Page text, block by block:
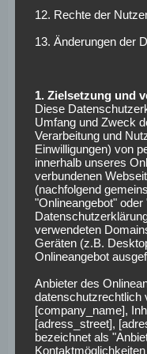
österreichische U21-
die Roten Bullen. Für
Marktwert Laimer:7
Bayer
Ebenfalls nicht richtig
Bayer 04 Leverkusen.
Volland ist der Finne
Jährige auf nur 102
Saison. Für den 27-
wenig, wenn er
möchte. Der Bayer-
Verkauf Pohjanpalos
Leverkusens Manager
12. Rechte der
13. Änderungen der
1. Zielsetzung und
Diese
Umfang und Zweck
Verarbeitung und
Einwilligungen) von
innerhalb unseres
verbundenen
(nachfolgend
"Onlineangebot"
verwendeten
Geräten (z.B.
Onlineangebot
Anbieter des
datenschutzrechtlich
[company_name],
[adress_street],
bezeichnet als